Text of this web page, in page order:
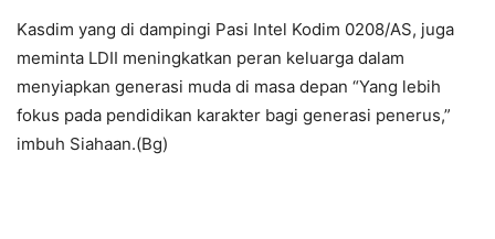
Kasdim yang di dampingi Pasi Intel Kodim 0208/AS, juga
meminta LDII meningkatkan peran keluarga dalam
menyiapkan generasi muda di masa depan “Yang lebih
fokus pada pendidikan karakter bagi generasi penerus,”
imbuh Siahaan.(Bg)